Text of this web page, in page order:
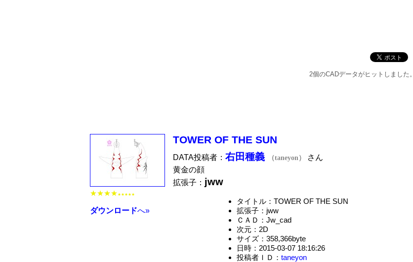
2個のCADデータがヒットしました。
★★★★ ★★★★★
ダウンロードへ»
TOWER OF THE SUN
DATA投稿者： 右田種義 （taneyon）
さん
黄金の顔
拡張子： jww
タイトル：TOWER OF THE SUN
拡張子：jww
ＣＡＤ：Jw_cad
次元：2D
サイズ：358,366byte
日時：2015-03-07 18:16:26
投稿者ＩＤ： taneyon